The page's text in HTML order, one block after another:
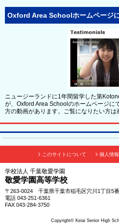
Oxford Area Schoolホームページ
ニュージーランドに1年間留学した第
が、Oxford Area Schoolのホームページに
方の動画があります。ご覧になりたい方は
このサイトについて 個人情
学校法人 千葉敬愛学園
敬愛学園高等学校
〒263-0024 千葉県千葉市稲毛区穴川1丁目5
電話 043-251-6361
FAX 043-284-3750
Copyright© Keiai Senior High